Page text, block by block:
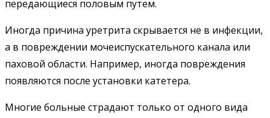
передающиеся половым путем.
Иногда причина уретрита скрывается не в инфекции,
а в повреждении мочеиспускательного канала или
паховой области. Например, иногда повреждения
появляются после установки катетера.
Многие больные страдают только от одного вида